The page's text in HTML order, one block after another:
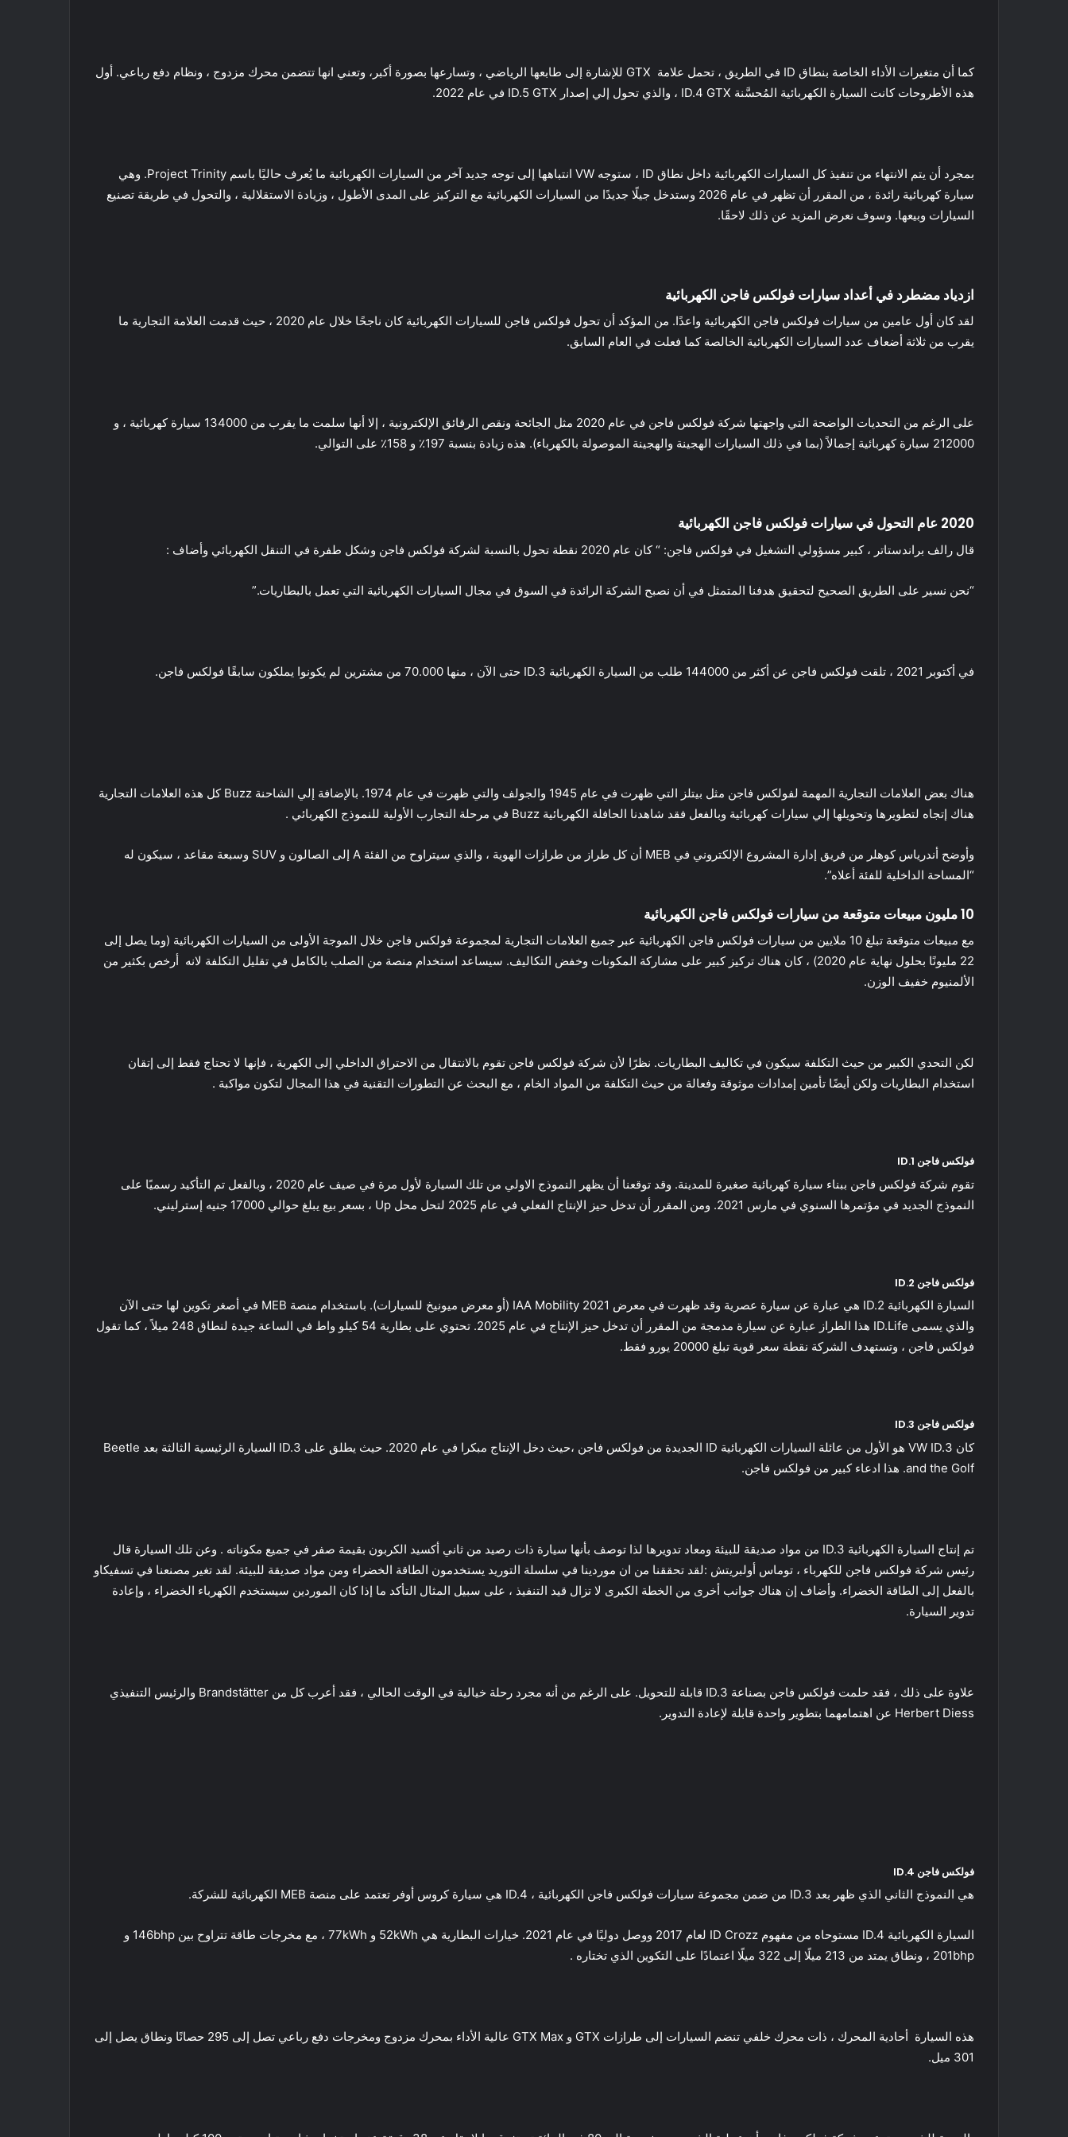
كما أن متغيرات الأداء الخاصة بنطاق ID في الطريق ، تحمل علامة GTX للإشارة إلى طابعها الرياضي ، وتسارعها بصورة أكبر، وتعني انها تتضمن محرك مزدوج ، ونظام دفع رباعي. أول
هذه الأطروحات كانت السيارة الكهربائية المُحسَّنة ID.4 GTX ، والذي تحول إلي إصدار ID.5 GTX في عام 2022.
بمجرد أن يتم الانتهاء من تنفيذ كل السيارات الكهربائية داخل نطاق ID ، ستوجه VW انتباهها إلى توجه جديد آخر من السيارات الكهربائية ما يُعرف حاليًا باسم Project Trinity. وهي
سيارة كهربائية رائدة ، من المقرر أن تظهر في عام 2026 وستدخل جيلًا جديدًا من السيارات الكهربائية مع التركيز على المدى الأطول ، وزيادة الاستقلالية ، والتحول في طريقة تصنيع
السيارات وبيعها. وسوف نعرض المزيد عن ذلك لاحقًا.
ازدياد مضطرد في أعداد سيارات فولكس فاجن الكهربائية
لقد كان أول عامين من سيارات فولكس فاجن الكهربائية واعدًا. من المؤكد أن تحول فولكس فاجن للسيارات الكهربائية كان ناجحًا خلال عام 2020 ، حيث قدمت العلامة التجارية ما
يقرب من ثلاثة أضعاف عدد السيارات الكهربائية الخالصة كما فعلت في العام السابق.
على الرغم من التحديات الواضحة التي واجهتها شركة فولكس فاجن في عام 2020 مثل الجائحة ونقص الرقائق الإلكترونية ، إلا أنها سلمت ما يقرب من 134000 سيارة كهربائية ، و
212000 سيارة كهربائية إجمالاً (بما في ذلك السيارات الهجينة والهجينة الموصولة بالكهرباء). هذه زيادة بنسبة 197٪ و 158٪ على التوالي.
2020 عام التحول في سيارات فولكس فاجن الكهربائية
قال رالف براندستاتر ، كبير مسؤولي التشغيل في فولكس فاجن: “ كان عام 2020 نقطة تحول بالنسبة لشركة فولكس فاجن وشكل طفرة في التنقل الكهربائي وأضاف :
“نحن نسير على الطريق الصحيح لتحقيق هدفنا المتمثل في أن نصبح الشركة الرائدة في السوق في مجال السيارات الكهربائية التي تعمل بالبطاريات.”
في أكتوبر 2021 ، تلقت فولكس فاجن عن أكثر من 144000 طلب من السيارة الكهربائية ID.3 حتى الآن ، منها 70.000 من مشترين لم يكونوا يملكون سابقًا فولكس فاجن.
هناك بعض العلامات التجارية المهمة لفولكس فاجن مثل بيتلز التي ظهرت في عام 1945 والجولف والتي ظهرت في عام 1974. بالإضافة إلي الشاحنة Buzz كل هذه العلامات التجارية
هناك إتجاه لتطويرها وتحويلها إلي سيارات كهربائية وبالفعل فقد شاهدنا الحافلة الكهربائية Buzz في مرحلة التجارب الأولية للنموذج الكهربائي .
وأوضح أندرياس كوهلر من فريق إدارة المشروع الإلكتروني في MEB أن كل طراز من طرازات الهوية ، والذي سيتراوح من الفئة A إلى الصالون و SUV وسبعة مقاعد ، سيكون له
“المساحة الداخلية للفئة أعلاه”.
10 مليون مبيعات متوقعة من سيارات فولكس فاجن الكهربائية
مع مبيعات متوقعة تبلغ 10 ملايين من سيارات فولكس فاجن الكهربائية عبر جميع العلامات التجارية لمجموعة فولكس فاجن خلال الموجة الأولى من السيارات الكهربائية (وما يصل إلى
22 مليونًا بحلول نهاية عام 2020) ، كان هناك تركيز كبير على مشاركة المكونات وخفض التكاليف. سيساعد استخدام منصة من الصلب بالكامل في تقليل التكلفة لانه أرخص بكثير من
الألمنيوم خفيف الوزن.
لكن التحدي الكبير من حيث التكلفة سيكون في تكاليف البطاريات. نظرًا لأن شركة فولكس فاجن تقوم بالانتقال من الاحتراق الداخلي إلى الكهربة ، فإنها لا تحتاج فقط إلى إتقان
استخدام البطاريات ولكن أيضًا تأمين إمدادات موثوقة وفعالة من حيث التكلفة من المواد الخام ، مع البحث عن التطورات التقنية في هذا المجال لتكون مواكبة .
فولكس فاجن ID.1
تقوم شركة فولكس فاجن ببناء سيارة كهربائية صغيرة للمدينة. وقد توقعنا أن يظهر النموذج الاولي من تلك السيارة لأول مرة في صيف عام 2020 ، وبالفعل تم التأكيد رسميًا على
النموذج الجديد في مؤتمرها السنوي في مارس 2021. ومن المقرر أن تدخل حيز الإنتاج الفعلي في عام 2025 لتحل محل Up ، بسعر بيع يبلغ حوالي 17000 جنيه إسترليني.
فولكس فاجن ID.2
السيارة الكهربائية ID.2 هي عبارة عن سيارة عصرية وقد ظهرت في معرض 2021 IAA Mobility (أو معرض ميونيخ للسيارات). باستخدام منصة MEB في أصغر تكوين لها حتى الآن
والذي يسمى ID.Life هذا الطراز عبارة عن سيارة مدمجة من المقرر أن تدخل حيز الإنتاج في عام 2025. تحتوي على بطارية 54 كيلو واط في الساعة جيدة لنطاق 248 ميلاً ، كما تقول
فولكس فاجن ، وتستهدف الشركة نقطة سعر قوية تبلغ 20000 يورو فقط.
فولكس فاجن ID.3
كان VW ID.3 هو الأول من عائلة السيارات الكهربائية ID الجديدة من فولكس فاجن ،حيث دخل الإنتاج مبكرا في عام 2020. حيث يطلق على ID.3 السيارة الرئيسية الثالثة بعد Beetle
and the Golf. هذا ادعاء كبير من فولكس فاجن.
تم إنتاج السيارة الكهربائية ID.3 من مواد صديقة للبيئة ومعاد تدويرها لذا توصف بأنها سيارة ذات رصيد من ثاني أكسيد الكربون بقيمة صفر في جميع مكوناته . وعن تلك السيارة قال
رئيس شركة فولكس فاجن للكهرباء ، توماس أولبريتش :لقد تحققنا من ان موردينا في سلسلة التوريد يستخدمون الطاقة الخضراء ومن مواد صديقة للبيئة. لقد تغير مصنعنا في تسفيكاو
بالفعل إلى الطاقة الخضراء. وأضاف إن هناك جوانب أخرى من الخطة الكبرى لا تزال قيد التنفيذ ، على سبيل المثال التأكد ما إذا كان الموردين سيستخدم الكهرباء الخضراء ، وإعادة
تدوير السيارة.
علاوة على ذلك ، فقد حلمت فولكس فاجن بصناعة ID.3 قابلة للتحويل. على الرغم من أنه مجرد رحلة خيالية في الوقت الحالي ، فقد أعرب كل من Brandstätter والرئيس التنفيذي
Herbert Diess عن اهتمامهما بتطوير واحدة قابلة لإعادة التدوير.
فولكس فاجن ID.4
هي النموذج الثاني الذي ظهر بعد ID.3 من ضمن مجموعة سيارات فولكس فاجن الكهربائية ، ID.4 هي سيارة كروس أوفر تعتمد على منصة MEB الكهربائية للشركة.
السيارة الكهربائية ID.4 مستوحاه من مفهوم ID Crozz لعام 2017 ووصل دوليًا في عام 2021. خيارات البطارية هي 52kWh و 77kWh ، مع مخرجات طاقة تتراوح بين 146bhp و
201bhp ، ونطاق يمتد من 213 ميلًا إلى 322 ميلًا اعتمادًا على التكوين الذي تختاره .
هذه السيارة أحادية المحرك ، ذات محرك خلفي تنضم السيارات إلى طرازات GTX و GTX Max عالية الأداء بمحرك مزدوج ومخرجات دفع رباعي تصل إلى 295 حصانًا ونطاق يصل إلى
301 ميل.